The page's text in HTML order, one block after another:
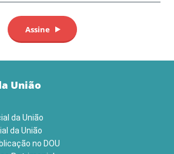
União
da União
da União
no DOU